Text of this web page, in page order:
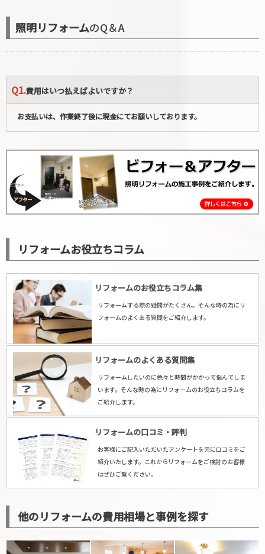
照明リフォームのQ＆A
Q1.費用はいつ払えばよいですか？
お支払いは、作業終了後に現金にてお願いしております。
リフォームお役立ちコラム
リフォームのお役立ちコラム集
リフォームする際の疑問がたくさん。そんな時の為にリ
フォームのよくある質問をご紹介します。
リフォームのよくある質問集
リフォームしたいのに色々と時間がかかって悩んでしま
います。そんな時の為にリフォームのお役立ちコラムを
ご紹介します。
リフォームの口コミ・評判
お客様にご記入いただいたアンケートを元に口コミをご
紹介いたします。これからリフォームをご検討のお客様
はぜひご覧ください。
他のリフォームの費用相場と事例を探す